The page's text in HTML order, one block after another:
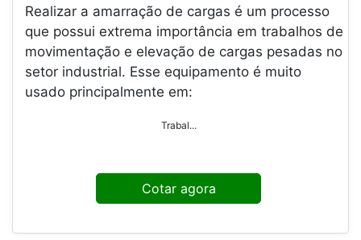
Realizar a amarração de cargas é um processo
que possui extrema importância em trabalhos de
movimentação e elevação de cargas pesadas no
setor industrial. Esse equipamento é muito
usado principalmente em:
Trabal...
Cotar agora